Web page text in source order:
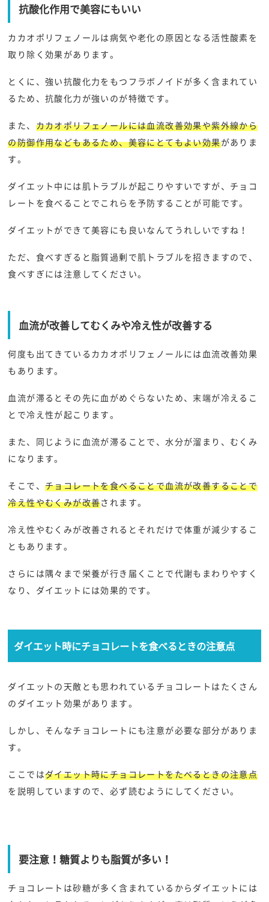
抗酸化作用で美容にもいい
カカオポリフェノールは病気や老化の原因となる活性酸素を
取り除く効果があります。
とくに、強い抗酸化力をもつフラボノイドが多く含まれてい
るため、抗酸化力が強いのが特徴です。
また、 カカオポリフェノールには血流改善効果や紫外線から
の防御作用などもあるため、美容にとてもよい効果がありま
す。
ダイエット中には肌トラブルが起こりやすいですが、チョコ
レートを食べることでこれらを予防することが可能です。
ダイエットができて美容にも良いなんてうれしいですね！
ただ、食べすぎると脂質過剰で肌トラブルを招きますので、
食べすぎには注意してください。
血流が改善してむくみや冷え性が改善する
何度も出てきているカカオポリフェノールには血流改善効果
もあります。
血流が滞るとその先に血がめぐらないため、末端が冷えるこ
とで冷え性が起こります。
また、同じように血流が滞ることで、水分が溜まり、むくみ
になります。
そこで、チョコレートを食べることで血流が改善することで
冷え性やむくみが改善されます。
冷え性やむくみが改善されるとそれだけで体重が減少するこ
ともあります。
さらには隅々まで栄養が行き届くことで代謝もまわりやすく
なり、ダイエットには効果的です。
ダイエット時にチョコレートを食べるときの注意点
ダイエットの天敵とも思われているチョコレートはたくさん
のダイエット効果があります。
しかし、そんなチョコレートにも注意が必要な部分がありま
す。
ここではダイエット時にチョコレートをたべるときの注意点
を説明していますので、必ず読むようにしてください。
要注意！糖質よりも脂質が多い！
チョコレートは砂糖が多く含まれているからダイエットには